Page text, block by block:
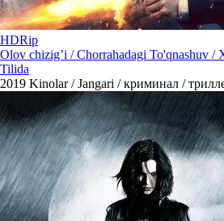
HDRip
Olov chizig’i / Chorrahadagi To'qnashuv /
Tilida
2019 Kinolar / Jangari / криминал /